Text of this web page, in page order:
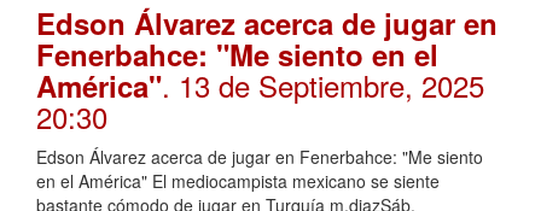
Edson Álvarez acerca de jugar en
Fenerbahce: "Me siento en el
América". 13 de Septiembre, 2025
20:30
Edson Álvarez acerca de jugar en Fenerbahce: "Me siento
en el América" El mediocampista mexicano se siente
bastante cómodo de jugar en Turquía m.diazSáb,